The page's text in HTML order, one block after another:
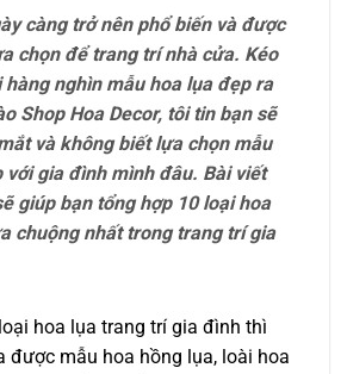
càng trở nên phổ biến và được
chọn để trang trí nhà cửa. Kéo
nghìn mẫu hoa lụa đẹp ra
Shop Hoa Decor, tôi tin bạn sẽ
và không biết lựa chọn mẫu
với gia đình mình đâu. Bài viết
giúp bạn tổng hợp 10 loại hoa
chuộng nhất trong trang trí gia
hoa lụa trang trí gia đình thì
được mẫu hoa hồng lụa, loài hoa